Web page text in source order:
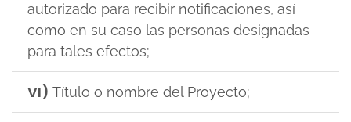
autorizado para recibir notificaciones, así
como en su caso las personas designadas
para tales efectos;
VI) Título o nombre del Proyecto;